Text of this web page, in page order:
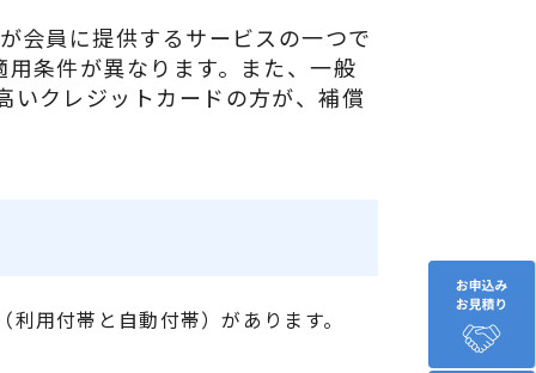
会員に提供するサービスの一つで
条件が異なります。また、一般
いクレジットカードの方が、補償
用付帯と自動付帯）があります。